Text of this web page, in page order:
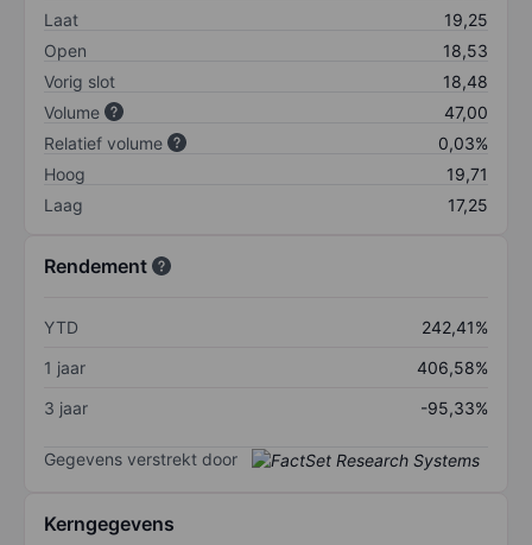
Laat
19,25
Open
18,53
Vorig slot
18,48
Volume
47,00
Relatief volume
0,03%
Hoog
19,71
Laag
17,25
Rendement
YTD
242,41%
1 jaar
406,58%
3 jaar
-95,33%
Gegevens verstrekt door
Kerngegevens